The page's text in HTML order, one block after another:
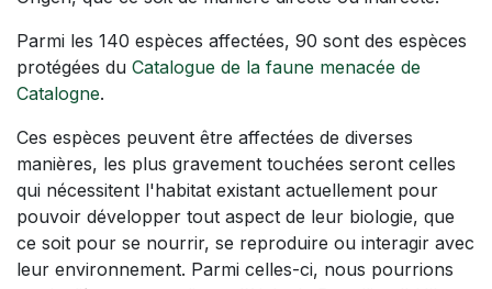
Parmi les 140 espèces affectées, 90 sont des espèces
protégées du Catalogue de la faune menacée de
Catalogne.
Ces espèces peuvent être affectées de diverses
manières, les plus gravement touchées seront celles
qui nécessitent l'habitat existant actuellement pour
pouvoir développer tout aspect de leur biologie, que
ce soit pour se nourrir, se reproduire ou interagir avec
leur environnement. Parmi celles-ci, nous pourrions